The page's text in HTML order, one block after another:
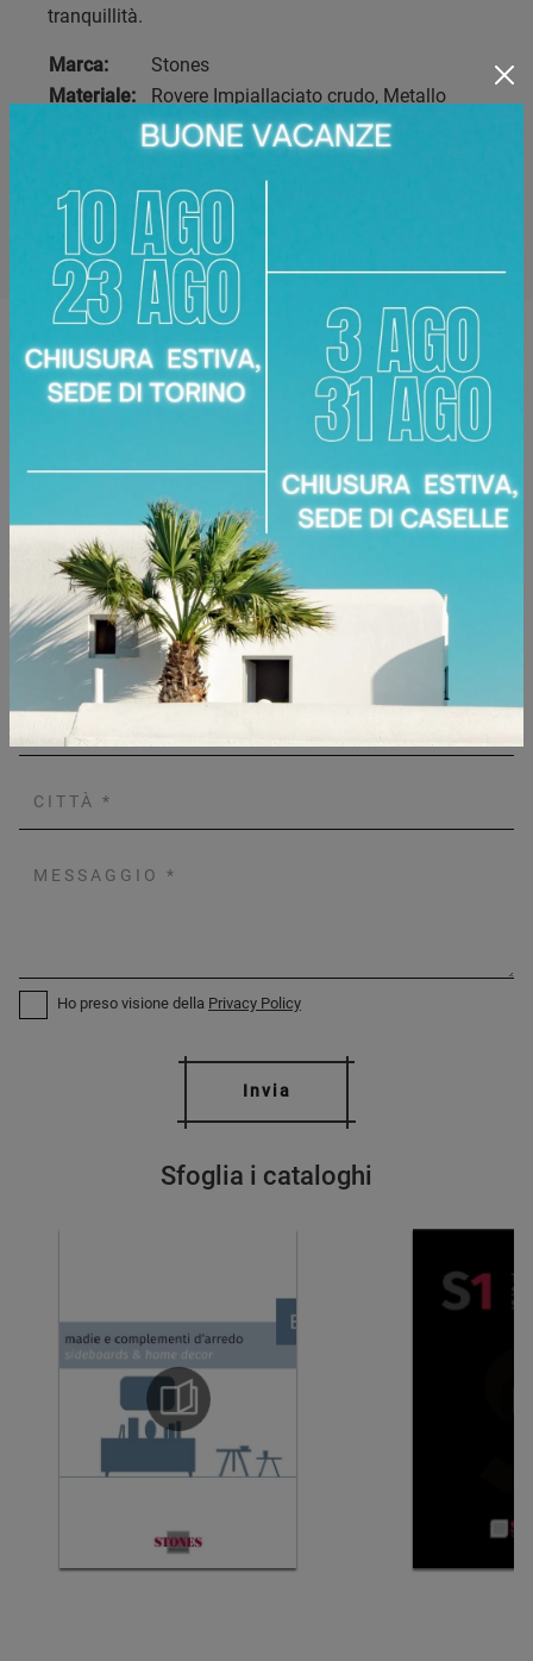
tranquillità.
Marca:
Stones
Materiale:
Rovere Impiallaciato crudo, Metallo
Dimensioni:130 x 130 x 76 cm
Disponibile presso:
Area Arredamenti
Corso Racconigi, 134
Zone servite: Torino Torinese, Chieri, Chivasso,
Ciriè, Collegno, Moncalieri, Settimo Torinese...
Sfoglia i cataloghi
Richiedi Maggiori Informazioni
Ho preso visione della Privacy Policy
Invia